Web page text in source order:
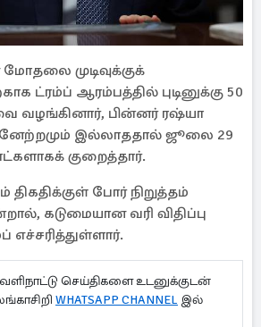
முடிவுக்குக்
ட்ரம்ப் ஆரம்பத்தில் புடினுக்கு 50
வழங்கினார், பின்னர் ரஷ்யா
இல்லாததால் ஜூலை 29
குறைத்தார்.
போர் நிறுத்தம்
கடுமையான வரி விதிப்பு
எச்சரித்துள்ளார்.
செய்திகளை உடனுக்குடன்
WHATSAPP CHANNEL இல்